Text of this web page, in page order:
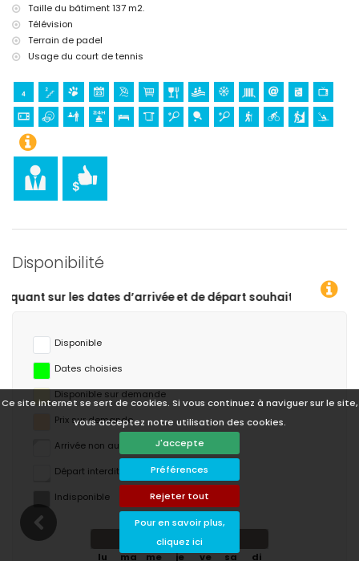
Ce site internet se sert de cookies. Si vous continuez à naviguer sur le site,
vous acceptez notre utilisation des cookies.
J'accepte
Préférences
Rejeter tout
Pour en savoir plus,
cliquez ici
Tennis et cyclisme (à moins de 1000 mètres de l'appartement)
Randonnée (à moins de 5 kilomètres de l'appartement)
Équitation et escalade (à moins de 10 kilomètres de l'appartement)
Canoë, kayak, pêche, plongée, snorkeling, surf et planche à voile (à
moins de 25 kilomètres de l'appartement)
Taille du bâtiment 137 m2.
Télévision
Terrain de padel
Usage du court de tennis
Disponibilité
souhaitées !
Disponible
Dates choisies
Disponible sur demande
Prix ​​sur demande
Arrivée non autorisée
Départ interdit
Indisponible
août 2026
lu
ma me je ve sa di